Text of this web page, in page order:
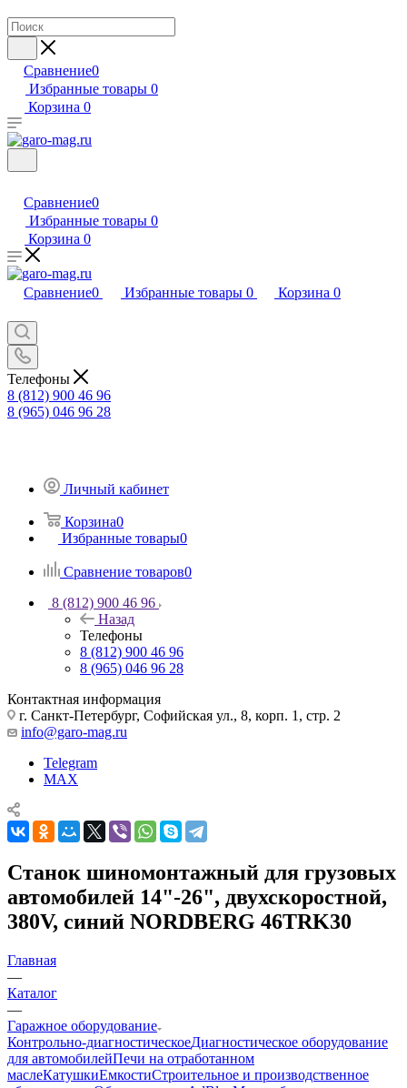
Сравнение0
Избранные товары 0
Корзина 0
Сравнение0
Избранные товары 0
Корзина 0
Сравнение0 Избранные товары 0 Корзина 0
Телефоны
8 (812) 900 46 96
8 (965) 046 96 28
Личный кабинет
Корзина0
Избранные товары0
Сравнение товаров0
8 (812) 900 46 96
Назад
Телефоны
8 (812) 900 46 96
8 (965) 046 96 28
Контактная информация
г. Санкт-Петербург, Софийская ул., 8, корп. 1, стр. 2
info@garo-mag.ru
Telegram
MAX
Станок шиномонтажный для грузовых
автомобилей 14"-26", двухскоростной,
380V, синий NORDBERG 46TRK30
Главная
—
Каталог
—
Гаражное оборудование
Контрольно-диагностическоеДиагностическое оборудование
для автомобилейПечи на отработанном
маслеКатушкиЕмкостиСтроительное и производственное